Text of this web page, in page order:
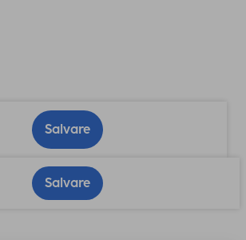
Salvare
Salvare